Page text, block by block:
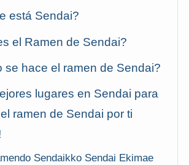
está Sendai?
el Ramen de Sendai?
se hace el ramen de Sendai?
lugares en Sendai para
ramen de Sendai por ti
Sendaikko Sendai Ekimae